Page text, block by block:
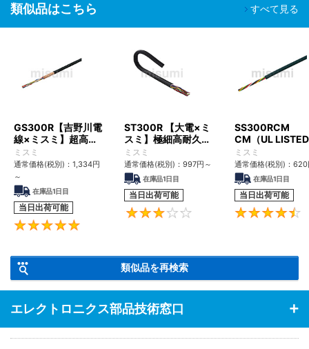
類似品はこちら すべて見る
GS300R【吉野川電
線×ミスミ】超高屈
曲銅合金ロボットケ
ーブル（シールド
無・有）
ミスミ
通常価格(税別)： 1,334円
～
在庫品1日目
当日出荷可能
ST300R 【大電×ミ
スミ】極細高耐久ロ
ボットケーブル（シ
ールド無・有）
ミスミ
通常価格(税別)： 997円 ～
在庫品1日目
当日出荷可能
3
SS300RCM
CM（UL
格・NEPA対応
径
ミスミ
通常価格(税別)： 620
在庫品1日目
当日出荷可能
類似品を再検索
エレクトロニクス部品技術窓口